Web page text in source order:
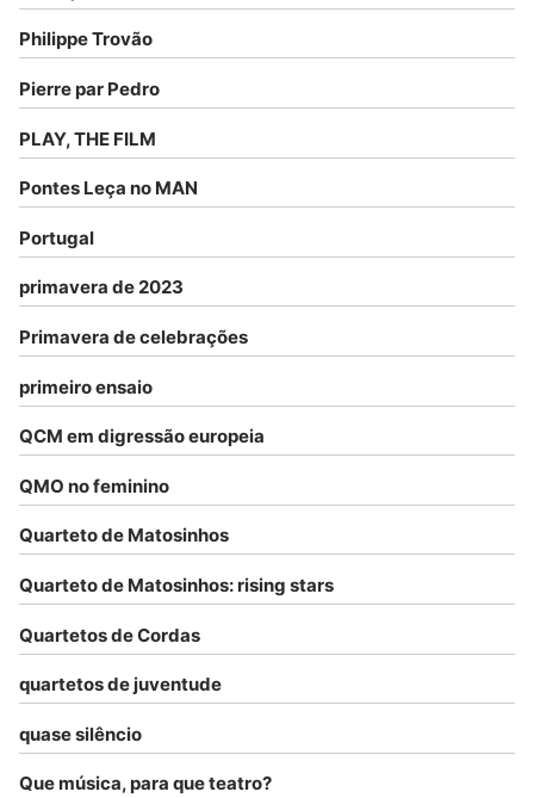
Philippe Trovão
Pierre par Pedro
PLAY, THE FILM
Pontes Leça no MAN
Portugal
primavera de 2023
Primavera de celebrações
primeiro ensaio
QCM em digressão europeia
QMO no feminino
Quarteto de Matosinhos
Quarteto de Matosinhos: rising stars
Quartetos de Cordas
quartetos de juventude
quase silêncio
Que música, para que teatro?